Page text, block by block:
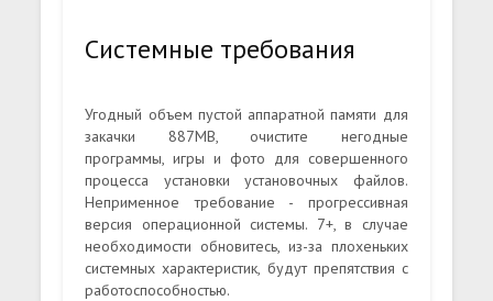
Системные требования
Угодный объем пустой аппаратной памяти для
закачки 887MB, очистите негодные
программы, игры и фото для совершенного
процесса установки установочных файлов.
Неприменное требование - прогрессивная
версия операционной системы. 7+, в случае
необходимости обновитесь, из-за плохеньких
системных характеристик, будут препятствия с
работоспособностью.